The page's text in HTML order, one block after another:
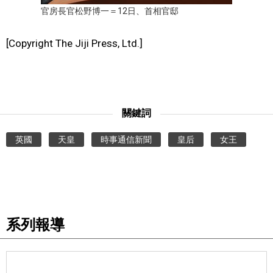
官房長官松野博一＝12日、首相官邸
[Copyright The Jiji Press, Ltd.]
關鍵詞
英國 天皇 時事通信新聞 皇后 女王
系列報導